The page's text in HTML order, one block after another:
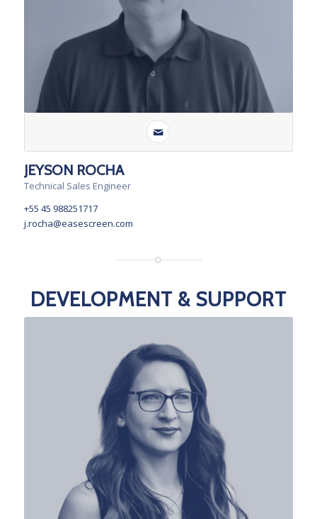
JEYSON ROCHA
Technical Sales Engineer
+55 45 988251717
j.rocha@easescreen.com
DEVELOPMENT & SUPPORT